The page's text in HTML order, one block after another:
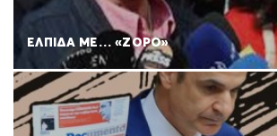
ΕΛΠΙΔΑ ΜΕ… «ΖΟΡΟ»